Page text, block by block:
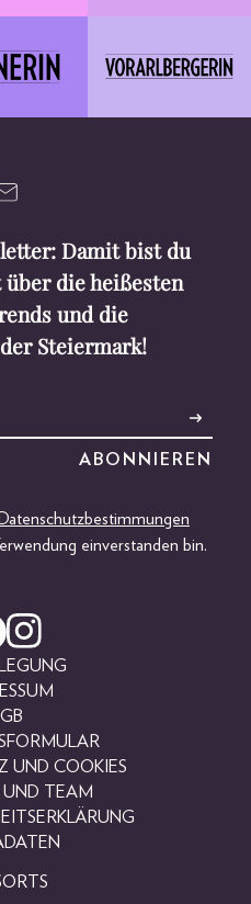
Damit bist du
die heißesten
und die
Steiermark!
Datenschutzbestimmungen
einverstanden bin.
UND COOKIES
TEAM